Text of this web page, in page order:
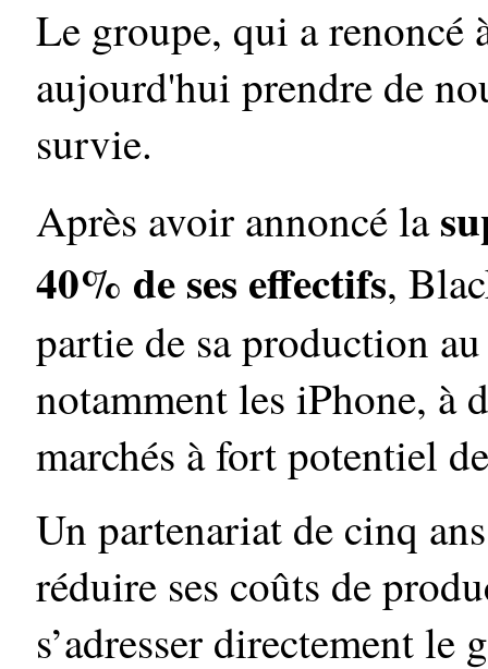
Le groupe, qui a renoncé
aujourd'hui prendre de
survie.
Après avoir annoncé la
40% de ses effectifs,
partie de sa production
notamment les iPhone, à
marchés à fort potentiel
Un partenariat de cinq
réduire ses coûts de
s’adresser directement